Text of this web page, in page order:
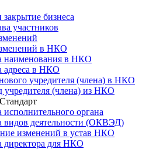
бизнеса
участников
в НКО
наименования в НКО
адреса в НКО
учредителя (члена) в НКО
учредителя (члена) из НКО
Стандарт
органа
видов деятельности (ОКВЭД)
изменений в устав НКО
директора для НКО